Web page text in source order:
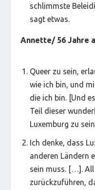
schlimmste
sagt etwas.
Annette/ 56 Jahre
Queer zu sein,
wie ich bin, und
die ich bin. [Und
Teil dieser
Luxemburg zu
Ich denke, dass
anderen Ländern
sein muss. […].
zurückzuführen,